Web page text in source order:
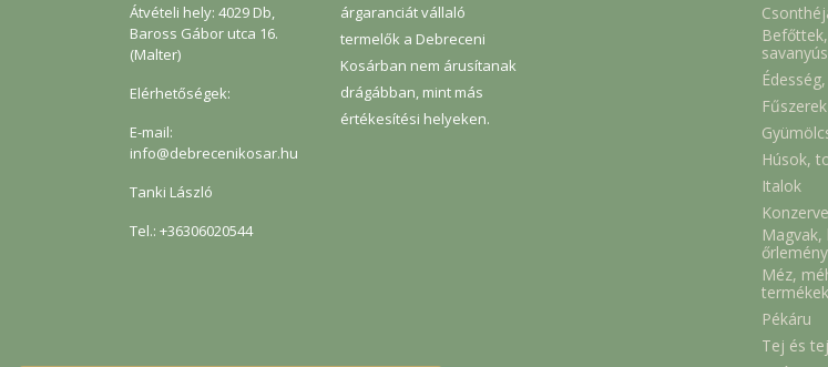
Átvételi hely: 4029 Db,
Baross Gábor utca 16.
(Malter)
Elérhetőségek:
E-mail:
info@debrecenikosar.hu
Tanki László
Tel.: +36306020544
árgaranciát vállaló
termelők a Debreceni
Kosárban nem árusítanak
drágábban, mint más
értékesítési helyeken.
Fűszerek
Húsok,
Italok
Magvak,
Méz,
termékek
Pékáru
Tej és